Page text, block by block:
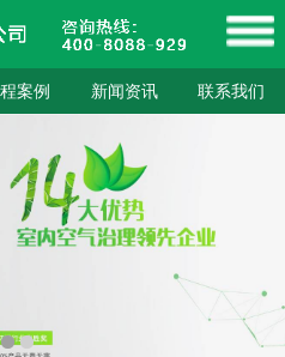
案例 新闻资讯 联系我们